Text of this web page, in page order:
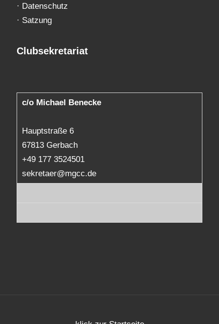
· Datenschutz
· Satzung
Clubsekretariat
c/o Michael Benecke
Hauptstraße 6
67813 Gerbach
+49 177 3524501
sekretaer@mgcc.de